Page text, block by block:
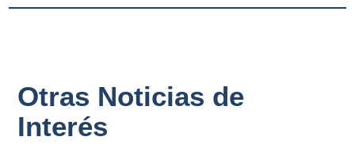
Otras Noticias de
Interés